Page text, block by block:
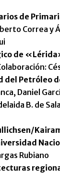
de
Correa y
de
Petróleo
Daniel
B. de
Rubiano